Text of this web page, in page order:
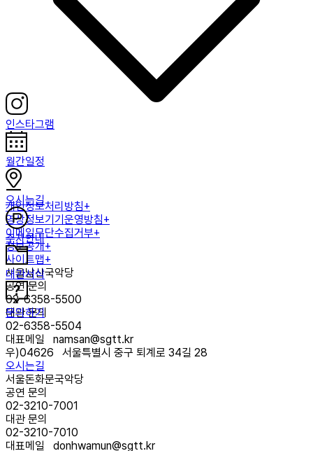
인스타그램
월간일정
오시는길
주차안내
대관서식
문의하기
개인정보처리방침+
영상정보기기운영방침+
이메일무단수집거부+
정보공개+
사이트맵+
서울남산국악당
공연 문의
02-6358-5500
대관 문의
02-6358-5504
대표메일 namsan@sgtt.kr
우)04626
서울특별시 중구 퇴계로 34길 28
오시는길
서울돈화문국악당
공연 문의
02-3210-7001
대관 문의
02-3210-7010
대표메일 donhwamun@sgtt.kr